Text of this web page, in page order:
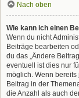
Nach oben
Wie kann ich einen
Wenn du nicht
Beiträge bearbeiten
du das „Ändere
eventuell ist dies nur
möglich. Wenn
Beitrag in der
die Anzahl als auch